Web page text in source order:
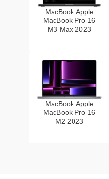
MacBook Apple
MacBook Pro 16
M3 Max 2023
MacBook Apple
MacBook Pro 16
M2 2023